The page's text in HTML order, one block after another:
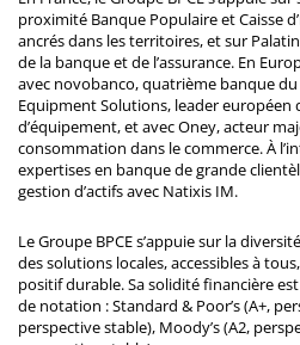
proximité Banque Populaire et Caisse
ancrés dans les territoires, et sur
de la banque et de l’assurance. En
avec novobanco, quatrième banque du
Equipment Solutions, leader européen
d’équipement, et avec Oney, acteur
consommation dans le commerce. À
expertises en banque de grande
gestion d’actifs avec Natixis IM.
Le Groupe BPCE s’appuie sur la
des solutions locales, accessibles à
positif durable. Sa solidité financière
de notation : Standard & Poor’s (A+,
perspective stable), Moody’s (A2,